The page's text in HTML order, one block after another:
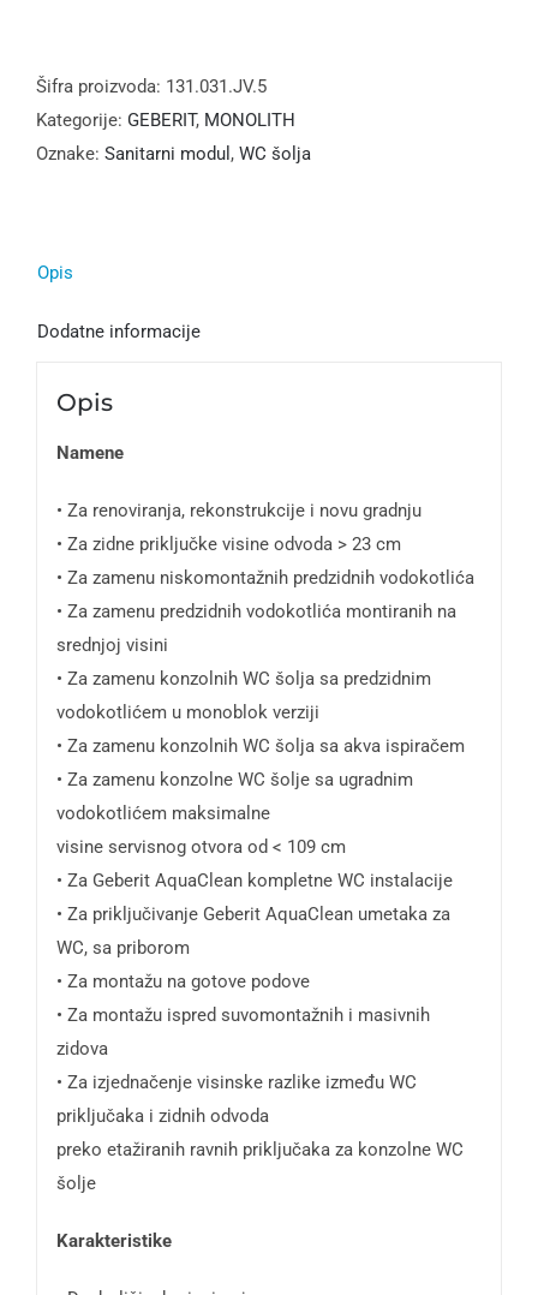
za
konzolnu
wc
sa
vode
-
131.031.JV.5
količina
Šifra proizvoda: 131.031.JV.5
Kategorije: GEBERIT, MONOLITH
Oznake: Sanitarni modul , WC šolja
Opis
Dodatne informacije
Opis
Namene
• Za renoviranja, rekonstrukcije i novu gradnju
• Za zidne priključke visine odvoda > 23 cm
• Za zamenu niskomontažnih predzidnih vodokotlića
• Za zamenu predzidnih vodokotlića montiranih na
srednjoj visini
• Za zamenu konzolnih WC šolja sa predzidnim
vodokotlićem u monoblok verziji
• Za zamenu konzolnih WC šolja sa akva ispiračem
• Za zamenu konzolne WC šolje sa ugradnim
vodokotlićem maksimalne
visine servisnog otvora od < 109 cm
• Za Geberit AquaClean kompletne WC instalacije
• Za priključivanje Geberit AquaClean umetaka za
WC, sa priborom
• Za montažu na gotove podove
• Za montažu ispred suvomontažnih i masivnih
zidova
• Za izjednačenje visinske razlike između WC
priključaka i zidnih odvoda
preko etažiranih ravnih priključaka za konzolne WC
šolje
Karakteristike